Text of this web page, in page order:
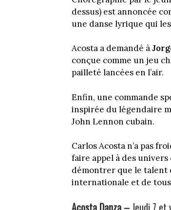
dessus) est annoncée
une danse lyrique qui
Acosta a demandé à
conçue comme un jeu
pailleté lancées en l’air.
Enfin, une commande
inspirée du légendaire
John Lennon cubain.
Carlos Acosta n’a pas
faire appel à des
démontrer que le talent
internationale et de tous
Acosta Danza –Jeudi 7